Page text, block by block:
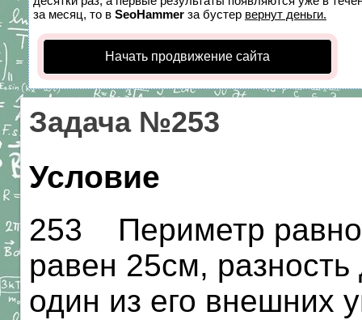
за месяц, то в SeoHammer за бустер вернут деньги.
Начать продвижение сайта
Задача №253
Условие
253 Периметр
равен 25см,
один из его внешних